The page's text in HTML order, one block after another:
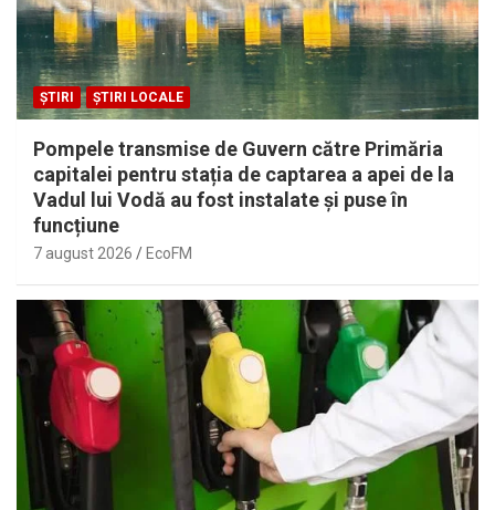
ȘTIRI ȘTIRI LOCALE
Pompele transmise de Guvern către Primăria
capitalei pentru stația de captarea a apei de la
Vadul lui Vodă au fost instalate și puse în
funcțiune
7 august 2026 EcoFM